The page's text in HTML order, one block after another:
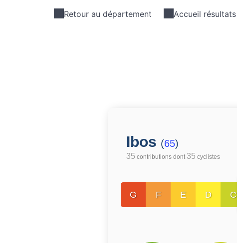
Retour au département Accueil résultats
Ibos (65)
35 contributions dont 35 cyclistes
G F E D C